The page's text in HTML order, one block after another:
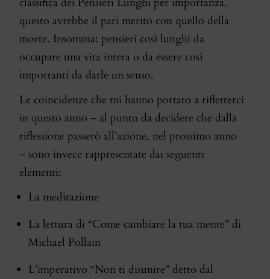
questo avrebbe il pari merito con quello della
morte. Insomma: pensieri così lunghi da
occupare una vita intera o da essere così
importanti da darle un senso.
Le coincidenze che mi hanno portato a rifletterci
in questo anno – al punto da decidere che dalla
riflessione passerò all’azione, nel prossimo anno
– sono invece rappresentate dai seguenti
elementi:
La meditazione
La lettura di “Come cambiare la tua mente” di
Michael Pollain
L’imperativo “Non ti disunire” detto dal